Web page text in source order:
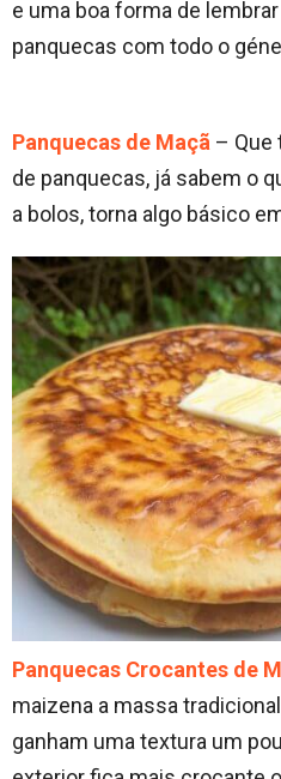
e uma boa forma de
panquecas com todo o
Panquecas de Maçã – Que
de panquecas, já sabem o
a bolos, torna algo básico
Panquecas Crocantes de
maizena a massa
ganham uma textura um